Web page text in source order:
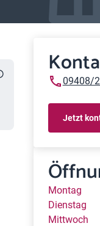
09408/
Jetzt
Montag
Dienstag
Mittwoch